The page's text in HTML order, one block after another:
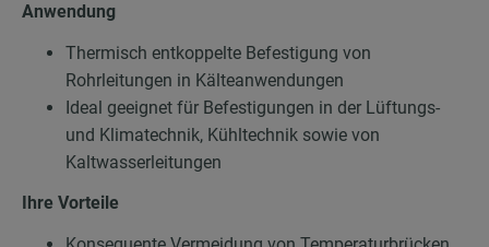
Anwendung
Thermisch entkoppelte Befestigung von
Rohrleitungen in Kälteanwendungen
Ideal geeignet für Befestigungen in der Lüftungs-
und Klimatechnik, Kühltechnik sowie von
Kaltwasserleitungen
Ihre Vorteile